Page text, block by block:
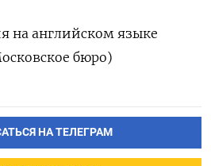
на английском языке
бюро)
НА ТЕЛЕГРАМ